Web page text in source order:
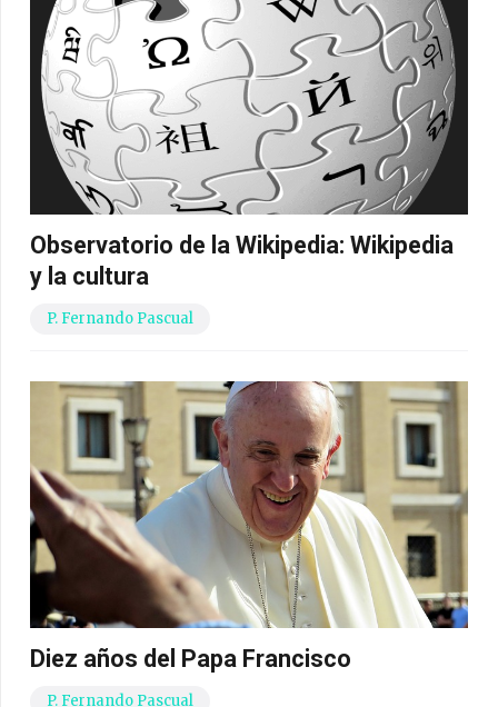
Observatorio de la Wikipedia: Wikipedia
y la cultura
P. Fernando Pascual
Diez años del Papa Francisco
P. Fernando Pascual